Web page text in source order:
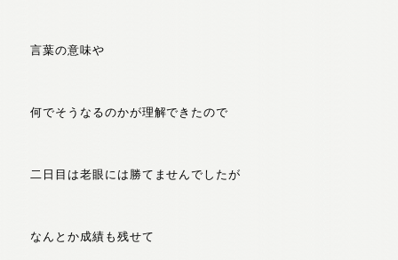
言葉の意味や
何でそうなるのかが理解できたので
二日目は老眼には勝てませんでしたが
なんとか成績も残せて